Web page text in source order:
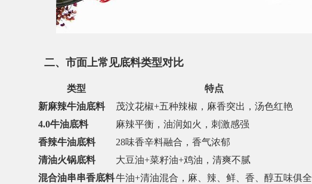
二、市面上常见底料类型对比
类型 特点
新麻辣牛油底料
茂汶花椒+五种辣椒，麻香突出，汤色红艳
4.0牛油底料
麻辣平衡，油润如火，刺激感强
香辣牛油底料
28味香辛料融合，香气浓郁
清油火锅底料
大豆油+菜籽油+鸡油，清爽不腻
混合油串串香底料牛油+清油混合，麻、辣、鲜、香、醇五味俱全